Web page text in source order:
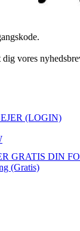
vores
(LOGIN)
GRATIS DIN
(Gratis)